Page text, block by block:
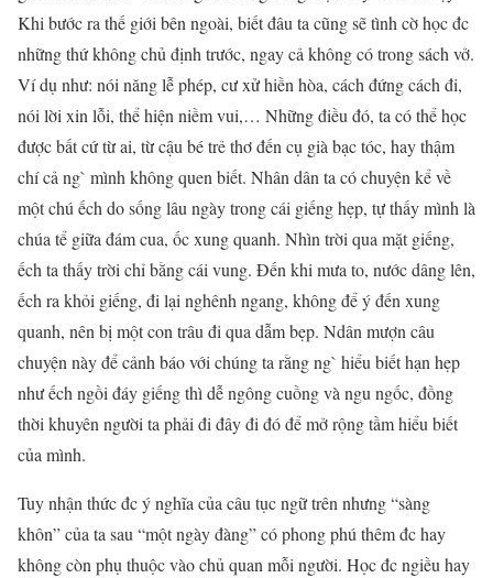
Khi bước ra thế giới bên ngoài, biết đâu ta cũng sẽ tình cờ học đc
những thứ không chủ định trước, ngay cả không có trong sách vở.
Ví dụ như: nói năng lễ phép, cư xử hiền hòa, cách đứng cách đi,
nói lời xin lỗi, thể hiện niềm vui,… Những điều đó, ta có thể học
được bất cứ từ ai, từ cậu bé trẻ thơ đến cụ già bạc tóc, hay thậm
chí cả ng` mình không quen biết. Nhân dân ta có chuyện kể về
một chú ếch do sống lâu ngày trong cái giếng hẹp, tự thấy mình là
chúa tể giữa đám cua, ốc xung quanh. Nhìn trời qua mặt giếng,
ếch ta thấy trời chỉ bằng cái vung. Đến khi mưa to, nước dâng lên,
ếch ra khỏi giếng, đi lại nghênh ngang, không để ý đến xung
quanh, nên bị một con trâu đi qua dẫm bẹp. Ndân mượn câu
chuyện này để cảnh báo với chúng ta rằng ng` hiểu biết hạn hẹp
như ếch ngồi đáy giếng thì dễ ngông cuồng và ngu ngốc, đồng
thời khuyên người ta phải đi đây đi đó để mở rộng tầm hiểu biết
của mình.
Tuy nhận thức đc ý nghĩa của câu tục ngữ trên nhưng “sàng
khôn” của ta sau “một ngày đàng” có phong phú thêm đc hay
không còn phụ thuộc vào chủ quan mỗi người. Học đc ngiều hay